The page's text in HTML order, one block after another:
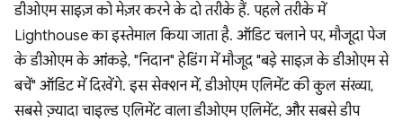
डीओएम साइज़ को मेज़र करने के दो तरीके हैं. पहले तरीके में
Lighthouse का इस्तेमाल किया जाता है. ऑडिट चलाने पर, मौजूदा पेज
के डीओएम के आंकड़े, "निदान" हेडिंग में मौजूद "बड़े साइज़ के डीओएम से
बचें" ऑडिट में दिखेंगे. इस सेक्शन में, डीओएम एलिमेंट की कुल संख्या,
सबसे ज़्यादा चाइल्ड एलिमेंट वाला डीओएम एलिमेंट, और सबसे डीप